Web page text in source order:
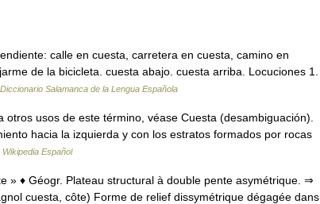
calle en cuesta, carretera en cuesta, camino en
de la bicicleta. cuesta abajo. cuesta arriba. Locuciones 1.
Diccionario Salamanca de la Lengua Española
usos de este término, véase Cuesta (desambiguación).
hacia la izquierda y con los estratos formados por rocas
Wikipedia Español
» ♦ Géogr. Plateau structural à double pente asymétrique. ⇒
cuesta, côte) Forme de relief dissymétrique dégagée dans